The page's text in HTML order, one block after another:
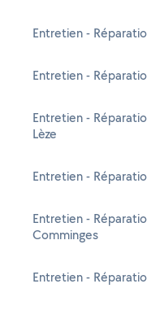
Entretien -
Entretien -
Entretien -
Lèze
Entretien -
Entretien -
Comminges
Entretien -